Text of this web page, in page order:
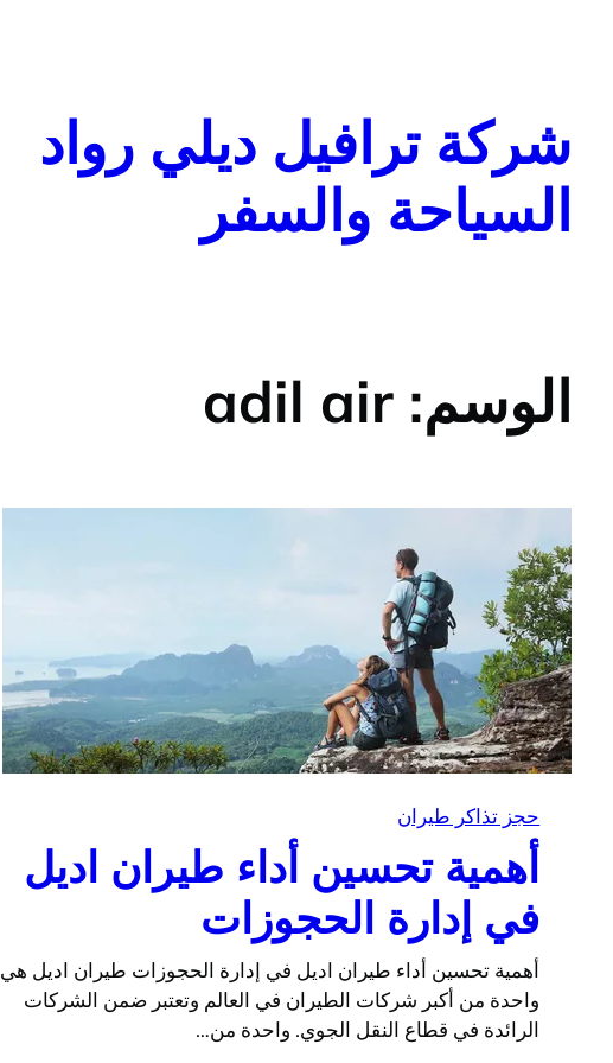
شركة ترافيل ديلي رواد
السياحة والسفر
الوسم: adil air
حجز تذاكر طيران
أهمية تحسين أداء طيران اديل
في إدارة الحجوزات
أهمية تحسين أداء طيران اديل في إدارة الحجوزات طيران اديل هي
واحدة من أكبر شركات الطيران في العالم وتعتبر ضمن الشركات
الرائدة في قطاع النقل الجوي. واحدة من…